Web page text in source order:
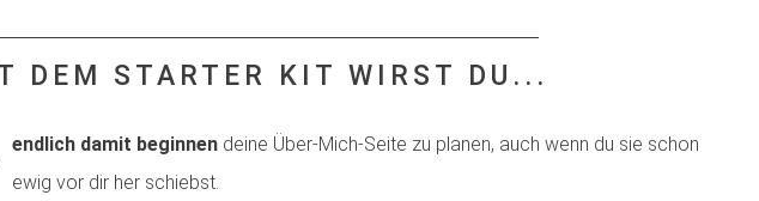
DEM STARTER KIT WIRST DU...
endlich damit beginnendeine Über-Mich-Seite zu planen, auch wenn du sie schon
ewig vor dir her schiebst.